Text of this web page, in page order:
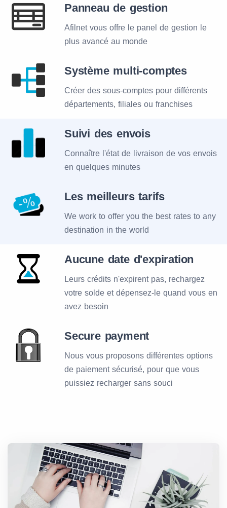
Panneau de gestion
Afilnet vous offre le panel de gestion le
plus avancé au monde
Système multi-comptes
Créer des sous-comptes pour différents
départements, filiales ou franchises
Suivi des envois
Connaître l'état de livraison de vos envois
en quelques minutes
Les meilleurs tarifs
We work to offer you the best rates to any
destination in the world
Aucune date d'expiration
Leurs crédits n'expirent pas, rechargez
votre solde et dépensez-le quand vous en
avez besoin
Secure payment
Nous vous proposons différentes options
de paiement sécurisé, pour que vous
puissiez recharger sans souci